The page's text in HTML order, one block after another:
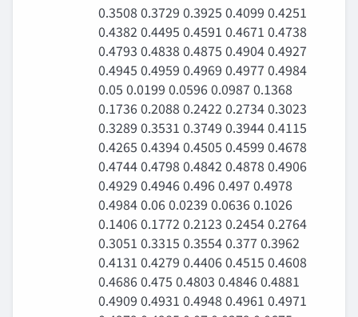
0.3508 0.3729 0.3925 0.4099 0.4251
0.4382 0.4495 0.4591 0.4671 0.4738
0.4793 0.4838 0.4875 0.4904 0.4927
0.4945 0.4959 0.4969 0.4977 0.4984
0.05 0.0199 0.0596 0.0987 0.1368
0.1736 0.2088 0.2422 0.2734 0.3023
0.3289 0.3531 0.3749 0.3944 0.4115
0.4265 0.4394 0.4505 0.4599 0.4678
0.4744 0.4798 0.4842 0.4878 0.4906
0.4929 0.4946 0.496 0.497 0.4978
0.4984 0.06 0.0239 0.0636 0.1026
0.1406 0.1772 0.2123 0.2454 0.2764
0.3051 0.3315 0.3554 0.377 0.3962
0.4131 0.4279 0.4406 0.4515 0.4608
0.4686 0.475 0.4803 0.4846 0.4881
0.4909 0.4931 0.4948 0.4961 0.4971